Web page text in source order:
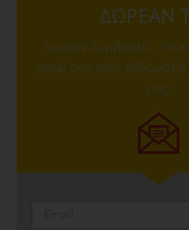
ΔΩΡΕΑΝ
Δωρέαν Συμβουλές,
email σου κάθε εβδομάδα
μας!